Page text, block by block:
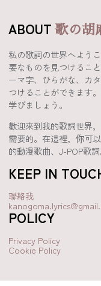
ABOUT歌の胡
私の歌詞の世界へよう
要なものを見つけるこ
ーマ字、ひらがな、カ
つけることができます
学びましょう。
歡迎來到我的歌詞世界
需要的。在這裡，你可
的動漫歌曲、J-POP歌
KEEP IN
聯絡我
POLICY
Privacy Policy
Cookie Policy